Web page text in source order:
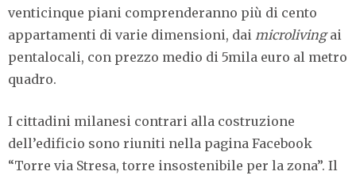
venticinque piani comprenderanno più di cento
appartamenti di varie dimensioni, dai microlivingai
pentalocali, con prezzo medio di 5mila euro al metro
quadro.
I cittadini milanesi contrari alla costruzione
dell’edificio sono riuniti nella pagina Facebook
“Torre via Stresa, torre insostenibile per la zona”. Il